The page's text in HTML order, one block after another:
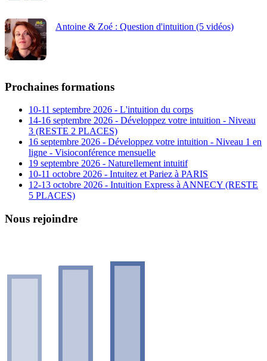
Antoine & Zoé : Question d'intuition (5 vidéos)
Prochaines formations
10-11 septembre 2026 - L'intuition du corps
14-16 septembre 2026 - Développez votre intuition - Niveau
3 (RESTE 2 PLACES)
16 septembre 2026 - Développez votre intuition - Niveau 1 en
ligne - Visioconférence mensuelle
19 septembre 2026 - Naturellement intuitif
10-11 octobre 2026 - Intuitez et Pariez à PARIS
12-13 octobre 2026 - Intuition Express à ANNECY (RESTE
5 PLACES)
Nous rejoindre